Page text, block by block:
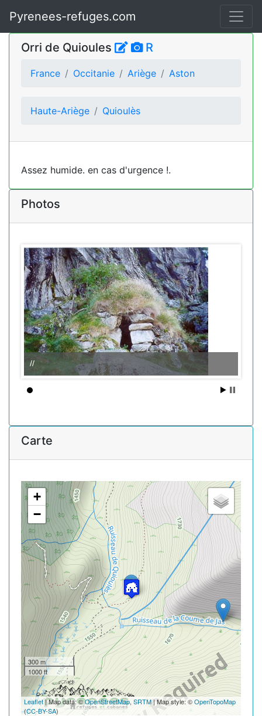
Pyrenees-refuges.com
Orri de Quioules R
France Occitanie Ariège Aston
Haute-Ariège Quioulès
Assez humide. en cas d'urgence !.
Photos
//
Carte
+
−
300 m
1000 ft
Leaflet| Map data: ©OpenStreetMap, SRTM| Map style: ©OpenTopoMap
(CC-BY-SA)